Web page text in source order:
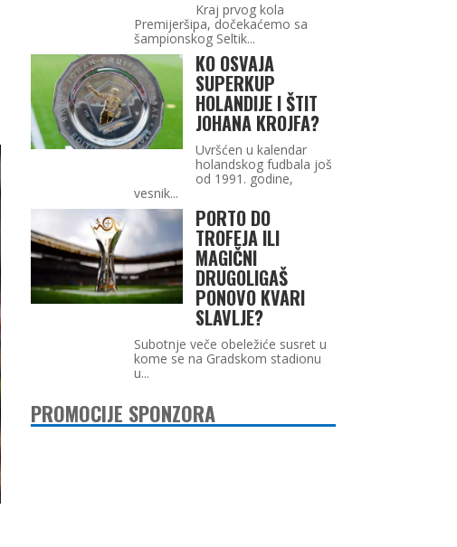
Kraj prvog kola
Premijeršipa, dočekaćemo sa
šampionskog Seltik...
KO OSVAJA
SUPERKUP
HOLANDIJE I ŠTIT
JOHANA KROJFA?
Uvršćen u kalendar
holandskog fudbala još
od 1991. godine,
vesnik...
PORTO DO
TROFEJA ILI
MAGIČNI
DRUGOLIGAŠ
PONOVO KVARI
SLAVLJE?
Subotnje veče obeležiće susret u
kome se na Gradskom stadionu
u...
PROMOCIJE SPONZORA